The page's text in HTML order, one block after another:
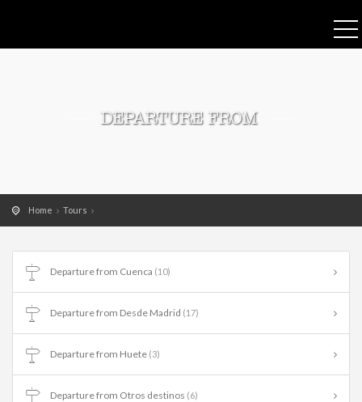
DEPARTURE FROM
Home Tours
Departure from Cuenca (10)
Departure from Desde Madrid (17)
Departure from Huete (3)
Departure from Otros destinos (6)